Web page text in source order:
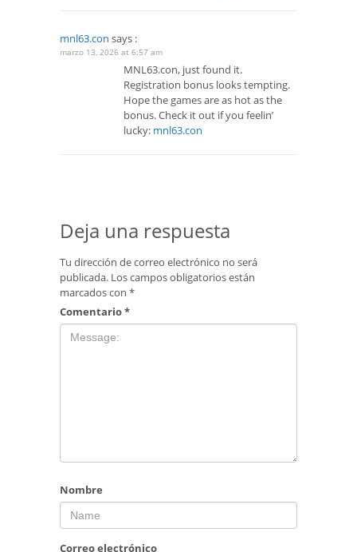
mnl63.con says :
marzo 13, 2026 at 6:57 am
MNL63.con, just found it.
Registration bonus looks tempting.
Hope the games are as hot as the
bonus. Check it out if you feelin’
lucky: mnl63.con
Deja una respuesta
Tu dirección de correo electrónico no será
publicada. Los campos obligatorios están
marcados con *
Comentario*
Nombre
Correo electrónico